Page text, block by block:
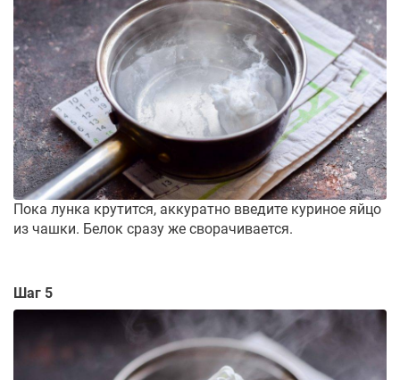
Пока лунка крутится, аккуратно введите куриное яйцо
из чашки. Белок сразу же сворачивается.
Шаг 5